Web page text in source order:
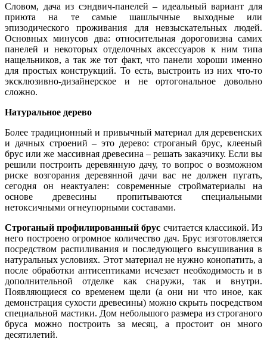
Словом, дача из сэндвич-панелей – идеальный вариант для
приюта на те самые шашлычные выходные или
эпизодического проживания для невзыскательных людей.
Основных минусов два: относительная дороговизна самих
панелей и некоторых отделочных аксессуаров к ним типа
нащельников, а так же тот факт, что панели хороши именно
для простых конструкций. То есть, выстроить из них что-то
эксклюзивно-дизайнерское и не ортогональное довольно
сложно.
Натуральное дерево
Более традиционный и привычный материал для деревенских
и дачных строений – это дерево: строганый брус, клееный
брус или же массивная древесина – решать заказчику. Если вы
решили построить деревянную дачу, то вопрос о возможном
риске возгорания деревянной дачи вас не должен пугать,
сегодня он неактуален: современные стройматериалы на
основе древесины пропитываются специальными
нетоксичными огнеупорными составами.
Строганый профилированный брус считается классикой. Из
него построено огромное количество дач. Брус изготовляется
посредством распиливания и последующего высушивания в
натуральных условиях. Этот материал не нужно конопатить, а
после обработки антисептиками исчезает необходимость и в
дополнительной отделке как снаружи, так и внутри.
Появляющиеся со временем щели (а они ни что иное, как
демонстрация сухости древесины) можно скрыть посредством
специальной мастики. Дом небольшого размера из строганого
бруса можно построить за месяц, а простоит он много
десятилетий.